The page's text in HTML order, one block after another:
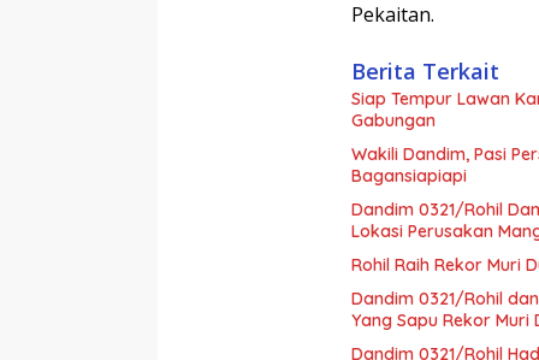
Pekaitan.
Berita Terkait
Siap Tempur Lawan
Gabungan
Wakili Dandim, Pasi
Bagansiapiapi
Dandim 0321/Rohil
Lokasi Perusakan
Rohil Raih Rekor Muri
Dandim 0321/Rohil
Yang Sapu Rekor Muri
Dandim 0321/Rohil